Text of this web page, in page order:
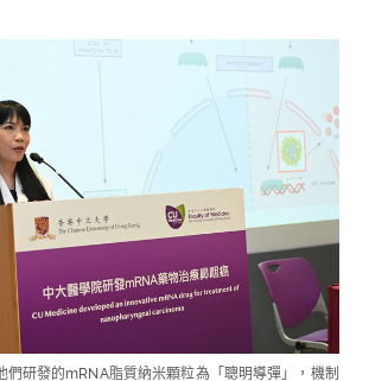
們研發的mRNA脂質納米顆粒為「聰明導彈」，機制